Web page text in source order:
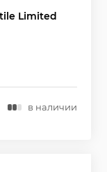
Limited
в наличии